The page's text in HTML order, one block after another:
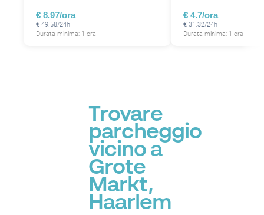
€ 8.97/ora
€ 49.58/24h
Durata minima: 1 ora
€ 4.7/ora
€ 31.32/24h
Durata minima: 1 ora
Trovare
parcheggio
vicino a
Grote
Markt,
Haarlem